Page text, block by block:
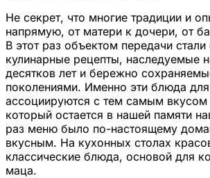
Не секрет, что многие традиции и
напрямую, от матери к дочери, от
В этот раз объектом передачи
кулинарные рецепты, наследуемые
десятков лет и бережно
поколениями. Именно эти блюда
ассоциируются с тем самым вкусом
который остается в нашей памяти
раз меню было по-настоящему
вкусным. На кухонных столах
классические блюда, основой для
маца.